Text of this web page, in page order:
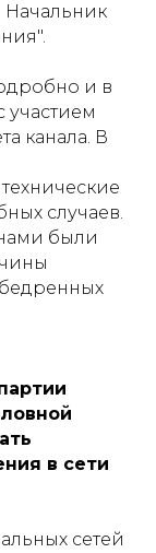
Начальник
и в
участием
канала. В
случаев.
были
в сети
сетей